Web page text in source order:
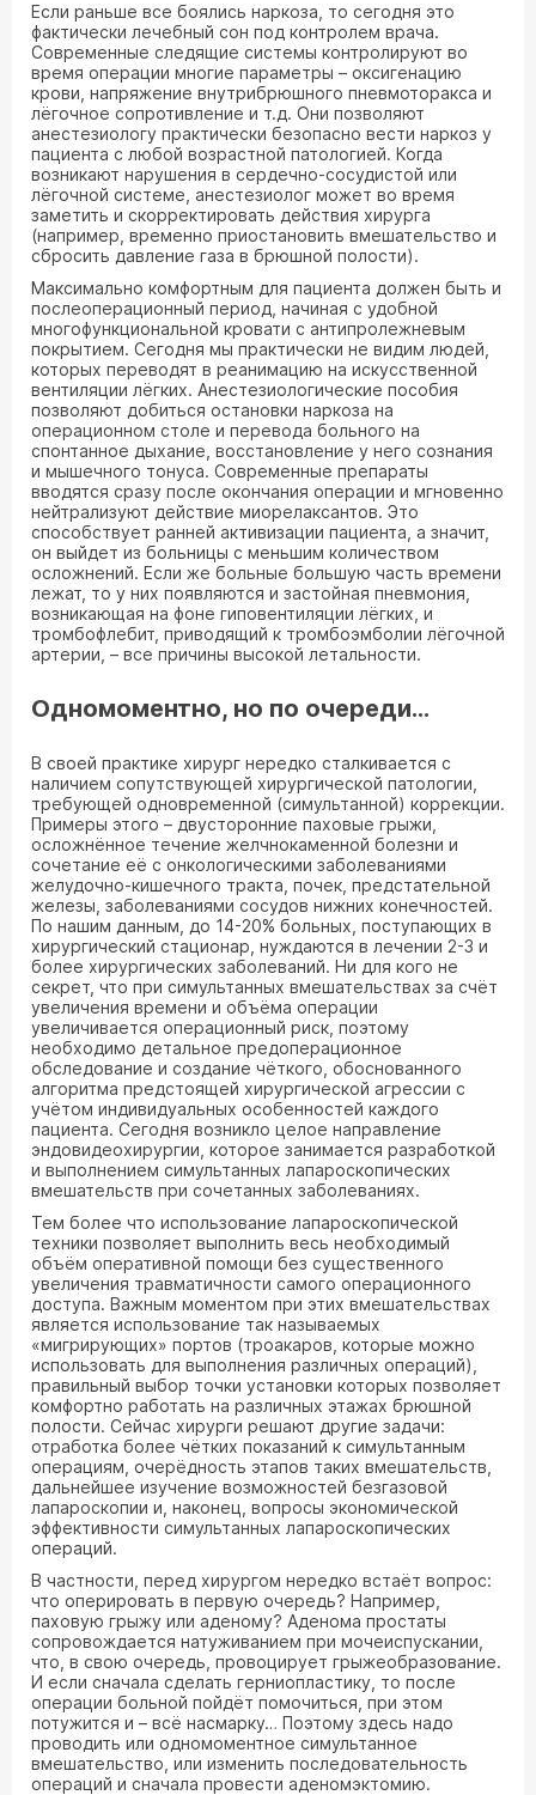
Если раньше все боялись наркоза, то сегодня это
фактически лечебный сон под контролем врача.
Современные следящие системы контролируют во
время операции многие параметры – оксигенацию
крови, напряжение внутрибрюшного пневмоторакса и
лёгочное сопротивление и т.д. Они позволяют
анестезиологу практически безопасно вести наркоз у
пациента с любой возрастной патологией. Когда
возникают нарушения в сердечно-сосудистой или
лёгочной системе, анестезиолог может во время
заметить и скорректировать действия хирурга
(например, временно приостановить вмешательство и
сбросить давление газа в брюшной полости).
Максимально комфортным для пациента должен быть и
послеоперационный период, начиная с удобной
многофункциональной кровати с антипролежневым
покрытием. Сегодня мы практически не видим людей,
которых переводят в реанимацию на искусственной
вентиляции лёгких. Анестезиологические пособия
позволяют добиться остановки наркоза на
операционном столе и перевода больного на
спонтанное дыхание, восстановление у него сознания
и мышечного тонуса. Современные препараты
вводятся сразу после окончания операции и мгновенно
нейтрализуют действие миорелаксантов. Это
способствует ранней активизации пациента, а значит,
он выйдет из больницы с меньшим количеством
осложнений. Если же больные большую часть времени
лежат, то у них появляются и застойная пневмония,
возникающая на фоне гиповентиляции лёгких, и
тромбофлебит, приводящий к тромбоэмболии лёгочной
артерии, – все причины высокой летальности.
Одномоментно, но по очереди…
В своей практике хирург нередко сталкивается с
наличием сопутствующей хирургической патологии,
требующей одновременной (симультанной) коррекции.
Примеры этого – двусторонние паховые грыжи,
осложнённое течение желчнокаменной болезни и
сочетание её с онкологическими заболеваниями
желудочно-кишечного тракта, почек, предстательной
железы, заболеваниями сосудов нижних конечностей.
По нашим данным, до 14-20% больных, поступающих в
хирургический стационар, нуждаются в лечении 2-3 и
более хирургических заболеваний. Ни для кого не
секрет, что при симультанных вмешательствах за счёт
увеличения времени и объёма операции
увеличивается операционный риск, поэтому
необходимо детальное предоперационное
обследование и создание чёткого, обоснованного
алгоритма предстоящей хирургической агрессии с
учётом индивидуальных особенностей каждого
пациента. Сегодня возникло целое направление
эндовидеохирургии, которое занимается разработкой
и выполнением симультанных лапароскопических
вмешательств при сочетанных заболеваниях.
Тем более что использование лапароскопической
техники позволяет выполнить весь необходимый
объём оперативной помощи без существенного
увеличения травматичности самого операционного
доступа. Важным моментом при этих вмешательствах
является использование так называемых
«мигрирующих» портов (троакаров, которые можно
использовать для выполнения различных операций),
правильный выбор точки установки которых позволяет
комфортно работать на различных этажах брюшной
полости. Сейчас хирурги решают другие задачи:
отработка более чётких показаний к симультанным
операциям, очерёдность этапов таких вмешательств,
дальнейшее изучение возможностей безгазовой
лапароскопии и, наконец, вопросы экономической
эффективности симультанных лапароскопических
операций.
В частности, перед хирургом нередко встаёт вопрос:
что оперировать в первую очередь? Например,
паховую грыжу или аденому? Аденома простаты
сопровождается натуживанием при мочеиспускании,
что, в свою очередь, провоцирует грыжеобразование.
И если сначала сделать герниопластику, то после
операции больной пойдёт помочиться, при этом
потужится и – всё насмарку… Поэтому здесь надо
проводить или одномоментное симультанное
вмешательство, или изменить последовательность
операций и сначала провести аденомэктомию.